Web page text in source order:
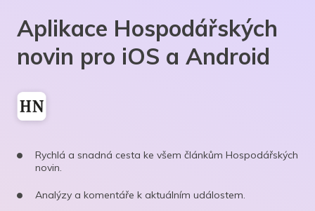
Aplikace Hospodářských
novin pro iOS a Android
Rychlá a snadná cesta ke všem článkům Hospodářských
novin.
Analýzy a komentáře k aktuálním událostem.